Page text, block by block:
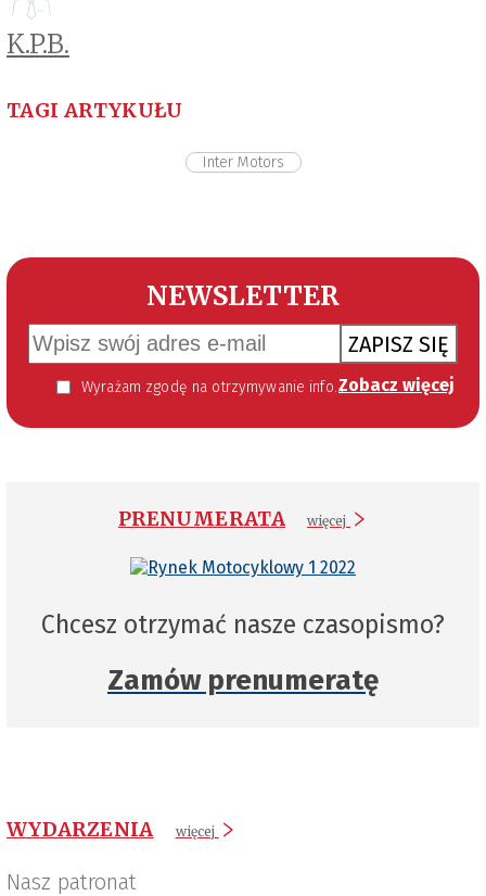
K.P.B.
TAGI ARTYKUŁU
Inter Motors
NEWSLETTER
ZAPISZ SIĘ
Wyrażam zgodę na otrzymywanie informacji handlowej kierowanej do mnie za pomocą środków komunikacji elektronicznej w szczególności poczty elektronicznej zgodnie z przepisem art. 10 ust 2 ustawy z dnia 18 lipca 2002 roku o świadczeniu usług drogą elektroniczną (Dz. U. 144 z 2002 r. poz. 1204). Zgoda jest dobrowolna, jednak jej wyrażenie jest konieczne, aby otrzymywać newsletter. Zobacz więcej
PRENUMERATA więcej
Chcesz otrzymać nasze czasopismo?
Zamów prenumeratę
WYDARZENIA więcej
Nasz patronat